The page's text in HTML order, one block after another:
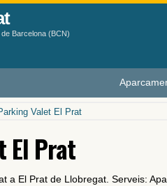
Barcelona (BCN)
Valet El Prat
El Prat
a El Prat de Llobregat. Serveis: